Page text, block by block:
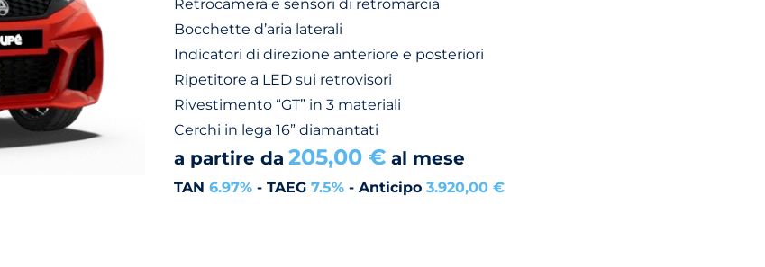
Retrocamera e sensori di retromarcia
Bocchette d’aria laterali
Indicatori di direzione anteriore e posteriori
Ripetitore a LED sui retrovisori
Rivestimento “GT” in 3 materiali
Cerchi in lega 16” diamantati
a partire da 205,00 € al mese
TAN 6.97% - TAEG 7.5% - Anticipo 3.920,00 €